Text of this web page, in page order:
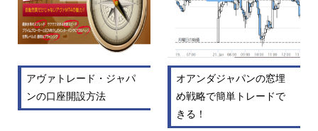
アヴァトレード・ジャパ
ンの口座開設方法
オアンダジャパンの窓埋
め戦略で簡単トレードで
きる！